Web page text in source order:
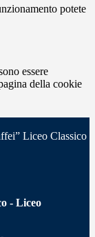
potete
essere
della cookie
Liceo Classico
- Liceo